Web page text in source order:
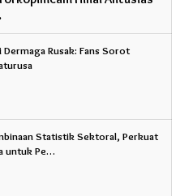
Dermaga Rusak: Fans Sorot
Statistik Sektoral, Perkuat
untuk Pe…